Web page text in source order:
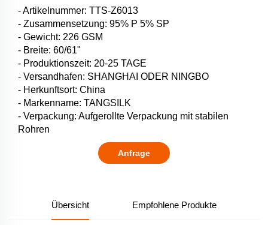
- Artikelnummer: TTS-Z6013
- Zusammensetzung: 95% P 5% SP
- Gewicht: 226 GSM
- Breite: 60/61"
- Produktionszeit: 20-25 TAGE
- Versandhafen: SHANGHAI ODER NINGBO
- Herkunftsort: China
- Markenname: TANGSILK
- Verpackung: Aufgerollte Verpackung mit stabilen
Rohren
Anfrage
Übersicht Empfohlene Produkte